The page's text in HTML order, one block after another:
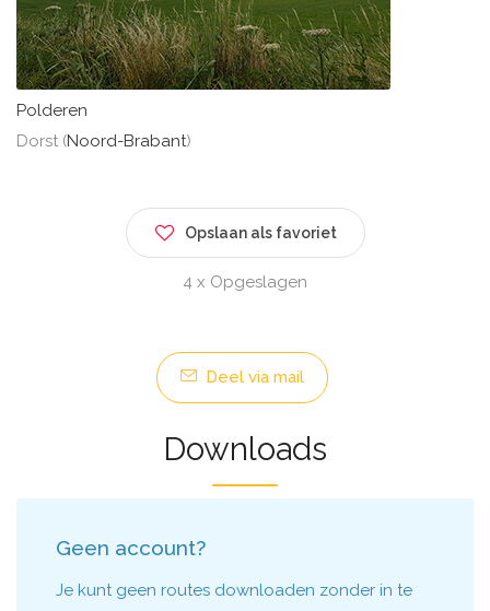
Polderen
Dorst (Noord-Brabant)
Opslaan als favoriet
4 x Opgeslagen
Deel via mail
Downloads
Geen account?
Je kunt geen routes downloaden zonder in te